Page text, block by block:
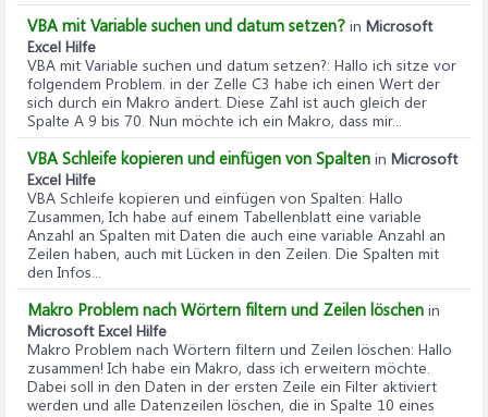
VBA mit Variable suchen und datum setzen? in Microsoft
Excel Hilfe
VBA mit Variable suchen und datum setzen?: Hallo ich sitze vor
folgendem Problem. in der Zelle C3 habe ich einen Wert der
sich durch ein Makro ändert. Diese Zahl ist auch gleich der
Spalte A 9 bis 70. Nun möchte ich ein Makro, dass mir...
VBA Schleife kopieren und einfügen von Spalten in Microsoft
Excel Hilfe
VBA Schleife kopieren und einfügen von Spalten: Hallo
Zusammen, Ich habe auf einem Tabellenblatt eine variable
Anzahl an Spalten mit Daten die auch eine variable Anzahl an
Zeilen haben, auch mit Lücken in den Zeilen. Die Spalten mit
den Infos...
Makro Problem nach Wörtern filtern und Zeilen löschen in
Microsoft Excel Hilfe
Makro Problem nach Wörtern filtern und Zeilen löschen: Hallo
zusammen! Ich habe ein Makro, dass ich erweitern möchte.
Dabei soll in den Daten in der ersten Zeile ein Filter aktiviert
werden und alle Datenzeilen löschen, die in Spalte 10 eines